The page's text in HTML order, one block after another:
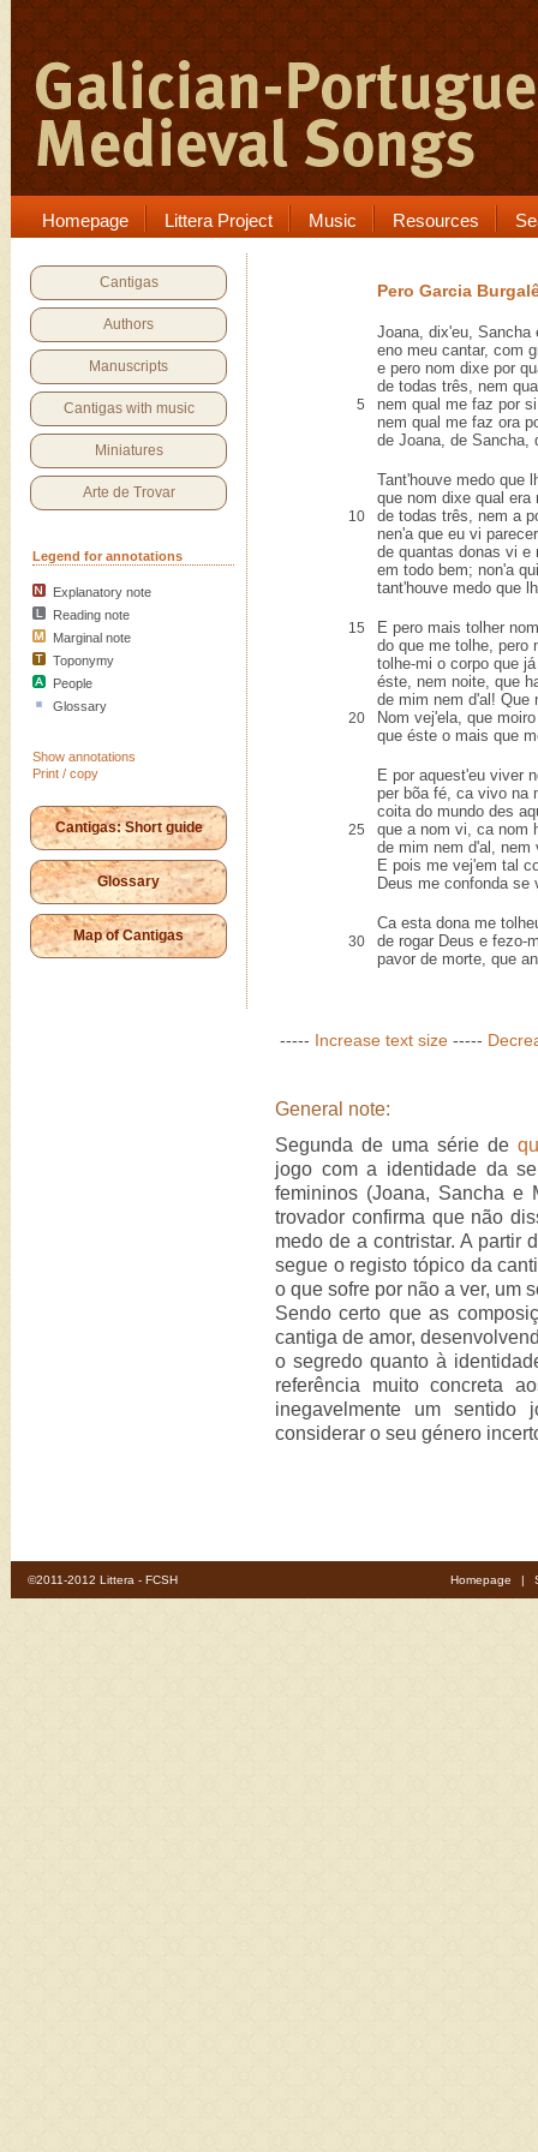
Homepage Littera Project Music Resources
Cantigas
Authors
Manuscripts
Cantigas with music
Miniatures
Arte de Trovar
Legend for annotations
Explanatory note
Reading note
Marginal note
Toponymy
People
Glossary
Show annotations
Print / copy
Cantigas: Short guide
Glossary
Map of Cantigas
Pero Garcia
Joana, dix'eu, Sancha
eno meu cantar, com
e pero nom dixe por
de todas três, nem
5
nem qual me faz por
nem qual me faz ora
de Joana, de Sancha,
Tant'houve medo que
que nom dixe qual era
10
de todas três, nem a
nen'a que eu vi
de quantas donas vi e
em todo bem; non'a
tant'houve medo que
15
E pero mais tolher
do que me tolhe, pero
tolhe-mi o corpo que
éste, nem noite, que
de mim nem d'al! Que
20
Nom vej'ela, que
que éste o mais que
E por aquest'eu viver
per bõa fé, ca vivo na
coita do mundo des
25
que a nom vi, ca nom
de mim nem d'al, nem
E pois me vej'em tal
Deus me confonda se
Ca esta dona me
30
de rogar Deus e fezo-
pavor de morte, que
----- Increase text size -----
General note:
Segunda de uma série de
jogo com a identidade da
femininos (Joana, Sancha e
trovador confirma que não
medo de a contristar. A partir
segue o registo tópico da
o que sofre por não a ver, um
Sendo certo que as
cantiga de amor,
o segredo quanto à
referência muito concreta
inegavelmente um sentido
considerar o seu género
©2011-2012 Littera - FCSH Homepage |